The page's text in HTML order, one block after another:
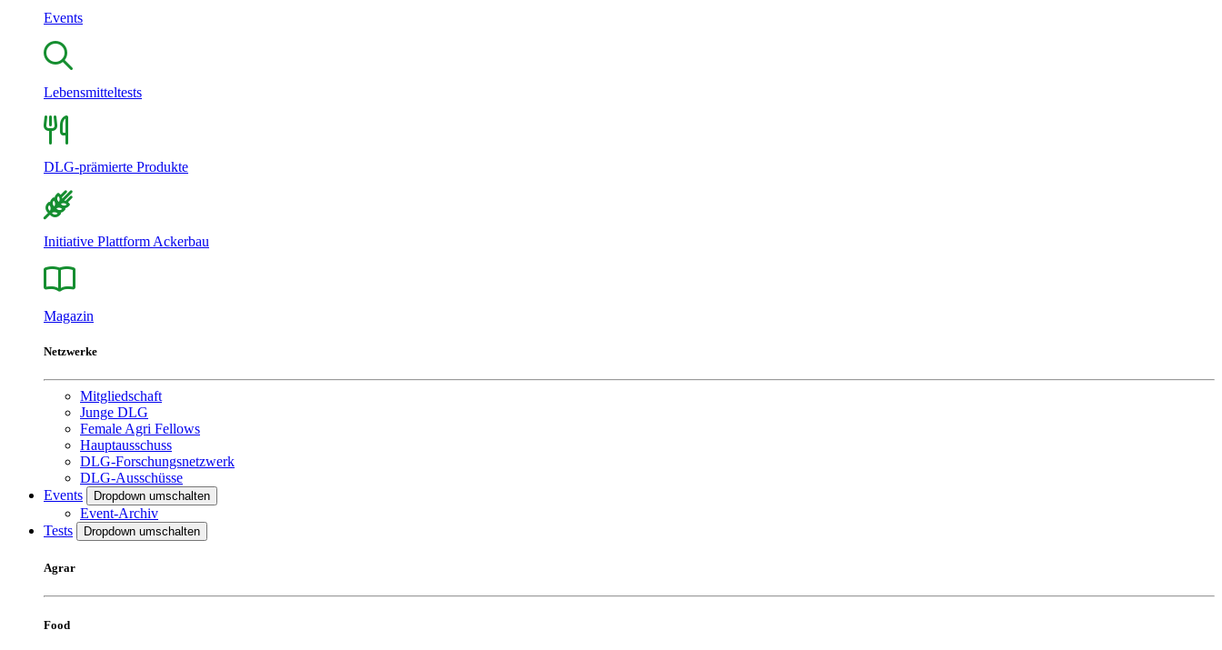
Events
Lebensmitteltests
DLG-prämierte Produkte
Initiative Plattform Ackerbau
Magazin
Netzwerke
Mitgliedschaft
Junge DLG
Female Agri Fellows
Hauptausschuss
DLG-Forschungsnetzwerk
DLG-Ausschüsse
Events
Dropdown umschalten
Event-Archiv
Tests
Dropdown umschalten
Agrar
Food